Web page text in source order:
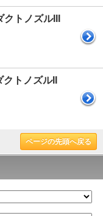
トノズルIII
トノズルII
ページの先頭へ戻る